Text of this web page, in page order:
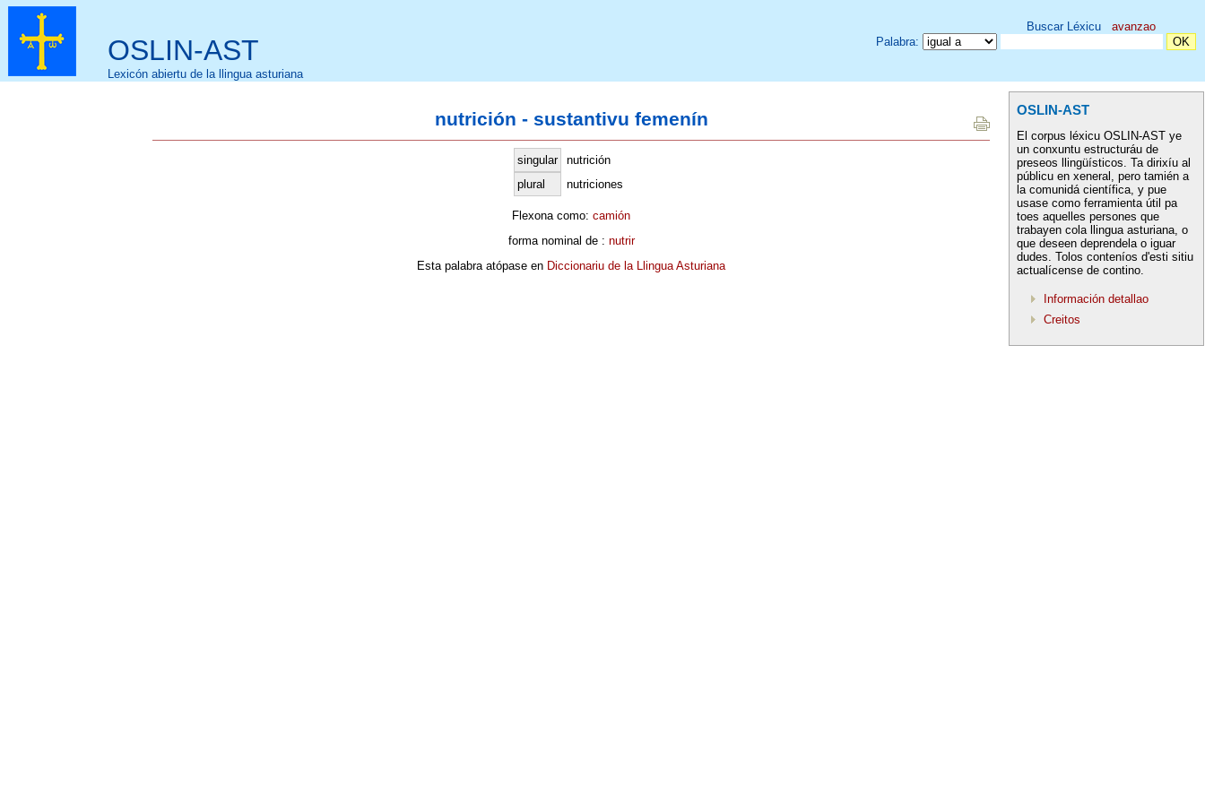
OSLIN-AST
Lexicón abiertu de la llingua asturiana
Buscar Léxicu avanzao
Palabra:
nutrición - sustantivu femenín
singular
nutrición
plural
nutriciones
Flexona como: camión
forma nominal de : nutrir
Esta palabra atópase en Diccionariu de la Llingua Asturiana
OSLIN-AST
El corpus léxicu OSLIN-AST ye
un conxuntu estructuráu de
preseos llingüísticos. Ta dirixíu al
públicu en xeneral, pero tamién a
la comunidá científica, y pue
usase como ferramienta útil pa
toes aquelles persones que
trabayen cola llingua asturiana, o
que deseen deprendela o iguar
dudes. Tolos conteníos d'esti sitiu
actualícense de contino.
Información detallao
Creitos